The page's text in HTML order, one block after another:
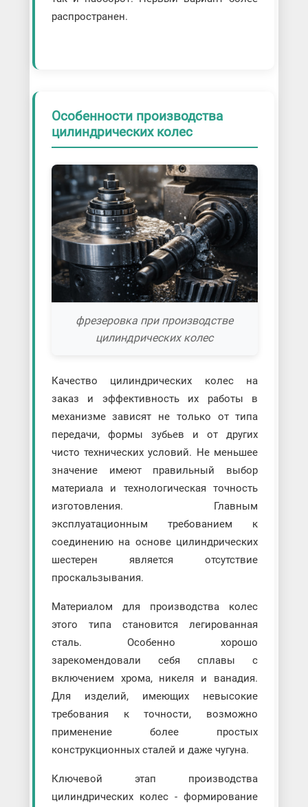
распространен.
Особенности производства
цилиндрических колес
фрезеровка при производстве
цилиндрических колес
Качество цилиндрических колес на
заказ и эффективность их работы в
механизме зависят не только от типа
передачи, формы зубьев и от других
чисто технических условий. Не меньшее
значение имеют правильный выбор
материала и технологическая точность
изготовления. Главным
эксплуатационным требованием к
соединению на основе цилиндрических
шестерен является отсутствие
проскальзывания.
Материалом для производства колес
этого типа становится легированная
сталь. Особенно хорошо
зарекомендовали себя сплавы с
включением хрома, никеля и ванадия.
Для изделий, имеющих невысокие
требования к точности, возможно
применение более простых
конструкционных сталей и даже чугуна.
Ключевой этап производства
цилиндрических колес - формирование